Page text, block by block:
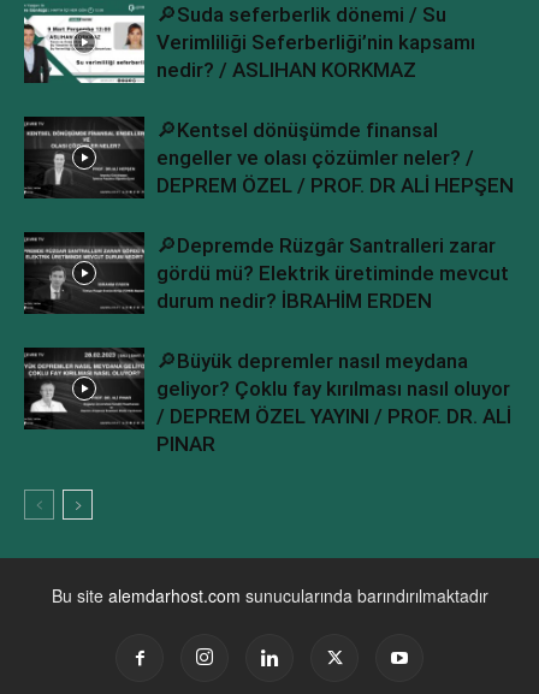
🔎Suda seferberlik dönemi / Su
Verimliliği Seferberliği’nin kapsamı
nedir? / ASLIHAN KORKMAZ
🔎Kentsel dönüşümde finansal
engeller ve olası çözümler neler? /
DEPREM ÖZEL / PROF. DR ALİ HEPŞEN
🔎Depremde Rüzgâr Santralleri zarar
gördü mü? Elektrik üretiminde mevcut
durum nedir? İBRAHİM ERDEN
🔎Büyük depremler nasıl meydana
geliyor? Çoklu fay kırılması nasıl oluyor
/ DEPREM ÖZEL YAYINI / PROF. DR. ALİ
PINAR
Bu site alemdarhost.com sunucularında barındırılmaktadır